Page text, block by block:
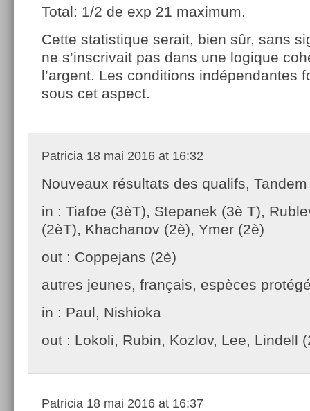
Total: 1/2 de exp 21 maximum.
Cette statistique serait, bien sûr, sans
ne s’inscrivait pas dans une logique
l’argent. Les conditions indépendantes
sous cet aspect.
Patricia 18 mai 2016 at 16:32
Nouveaux résultats des qualifs, Tandem
in : Tiafoe (3èT), Stepanek (3è T),
(2èT), Khachanov (2è), Ymer (2è)
out : Coppejans (2è)
autres jeunes, français, espèces
in : Paul, Nishioka
out : Lokoli, Rubin, Kozlov, Lee, Lindell
Patricia 18 mai 2016 at 16:37